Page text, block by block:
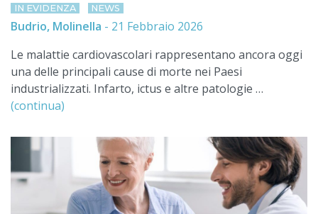
IN EVIDENZA NEWS
Budrio, Molinella - 21 Febbraio 2026
Le malattie cardiovascolari rappresentano ancora oggi
una delle principali cause di morte nei Paesi
industrializzati. Infarto, ictus e altre patologie …
(continua)